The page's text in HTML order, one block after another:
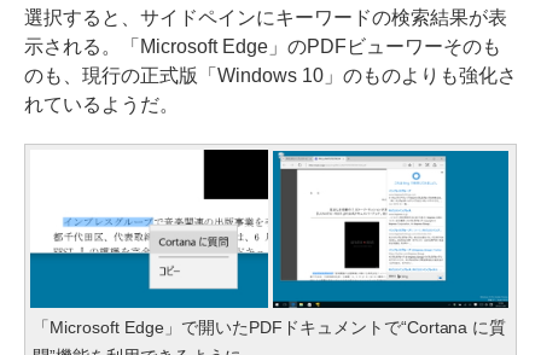
選択すると、サイドペインにキーワードの検索結果が表
示される。「Microsoft Edge」のPDFビューワーそのも
のも、現行の正式版「Windows 10」のものよりも強化さ
れているようだ。
「Microsoft Edge」で開いたPDFドキュメントで“Cortana に質